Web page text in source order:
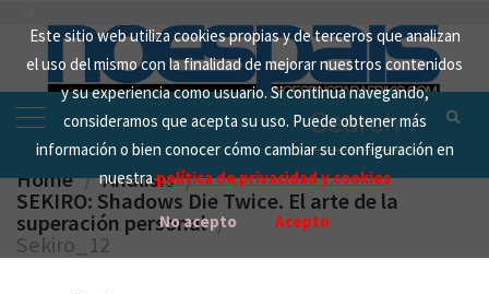
Este sitio web utiliza cookies propias y de terceros que analizan
el uso del mismo con la finalidad de mejorar nuestros contenidos
y su experiencia como usuario. Si continua navegando,
consideramos que acepta su uso. Puede obtener más
información o bien conocer cómo cambiar su configuración en
nuestrapolítica de privacidad y cookies
No acepto Acepto
content
Search
for:
Home Analisis
SEKIRO: Shadows Die Twice. El arte de la
superación personal
Sekiro_12